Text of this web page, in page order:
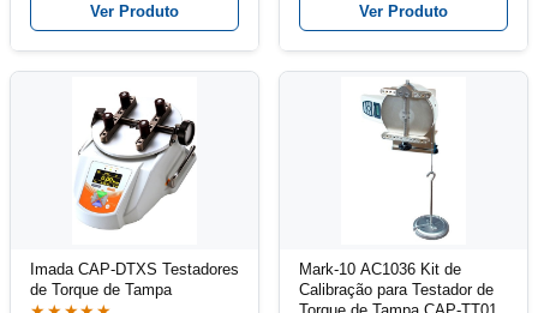
Ver Produto Ver Produto
Imada CAP-DTXS Testadores
de Torque de Tampa
Mark-10 AC1036 Kit de
Calibração para Testador de